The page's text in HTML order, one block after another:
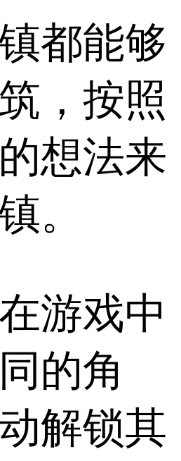
都能够
，按照
想法来
。
游戏中
的角
解锁其